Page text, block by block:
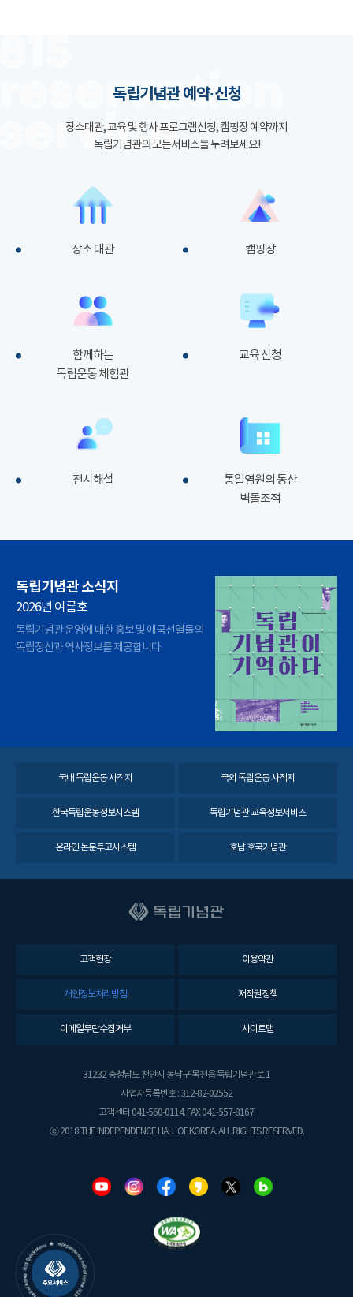
독립기념관 예약·신청
장소대관, 교육 및 행사 프로그램신청, 캠핑장 예약까지
독립기념관의 모든서비스를 누려보세요!
장소 대관 캠핑장
함께하는
독립운동 체험관
교육 신청
전시해설
통일염원의 동산
벽돌조적
독립기념관 소식지
2026년 여름호
독립기념관 운영에 대한 홍보 및 애국선열들의
독립정신과 역사정보를 제공합니다.
국내 독립운동 사적지 국외 독립운동 사적지
한국독립운동정보시스템 독립기념관 교육정보서비스
온라인 논문투고시스템 호남 호국기념관
고객헌장 이용약관
개인정보처리방침 저작권정책
이메일무단수집거부 사이트맵
31232 충청남도 천안시 동남구 목천읍 독립기념관로 1
사업자등록번호 : 312-82-02552
고객센터 041-560-0114. FAX 041-557-8167.
ⓒ 2018 THE INDEPENDENCE HALL OF KOREA. ALL RIGHTS RESERVED.